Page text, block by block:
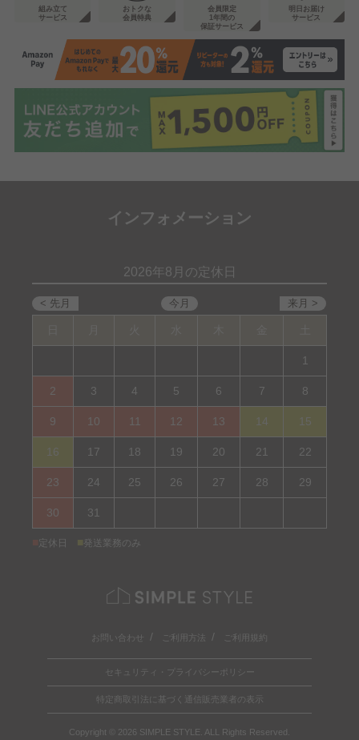
組み立て
サービス
おトクな
会員特典
会員限定
1年間の
保証サービス
明日お届け
サービス
インフォメーション
2026年8月の定休日
1
2 3 4 5 6 7 8
9 10 11 12 13 14 15
16 17 18 19 20 21 22
23 24 25 26 27 28 29
30 31
定休日 発送業務のみ
お問い合わせ ご利用方法 ご利用規約
セキュリティ・プライバシーポリシー
特定商取引法に基づく通信販売業者の表示
Copyright © 2026 SIMPLE STYLE. ALL Rights Reserved.